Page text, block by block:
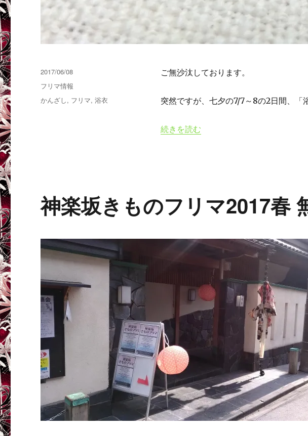
ご無沙汰しております。
突然ですが、七夕の7/7～8の2日間、「
“7月7日～8日 浴衣女子応援フリマに参
続きを読む
投
稿
2017/06/08
カ
テ
ゴ
フリマ情報
タ
かんざし, フリマ,浴衣
神楽坂きものフリマ2017春